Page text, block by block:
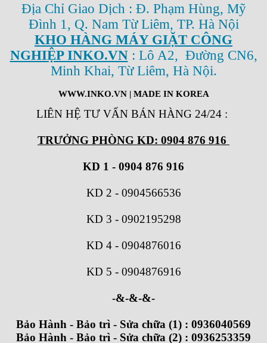
Địa Chỉ Giao Dịch : Đ. Phạm Hùng, Mỹ
Đình 1, Q. Nam Từ Liêm, TP. Hà Nội
KHO HÀNG MÁY GIẶT CÔNG
NGHIỆP INKO.VN: Lô A2, Đường CN6,
Minh Khai, Từ Liêm, Hà Nội.
WWW.INKO.VN| MADE IN KOREA
LIÊN HỆ TƯ VẤN BÁN HÀNG 24/24 :
TRƯỞNG PHÒNG KD: 0904 876 916
KD 1 - 0904 876 916
KD 2 - 0904566536
KD 3 - 0902195298
KD 4 - 0904876016
KD 5 - 0904876916
-&-&-&-
Bảo Hành - Bảo trì - Sửa chữa (1) : 0936040569
Bảo Hành - Bảo trì - Sửa chữa (2) : 0936253359